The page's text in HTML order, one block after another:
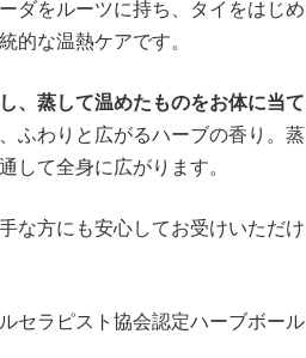
ダをルーツに持ち、タイをはじめ
的な温熱ケアです。
、蒸して温めたものをお体に当て
ふわりと広がるハーブの香り。蒸
して全身に広がります。
な方にも安心してお受けいただけ
セラピスト協会認定ハーブボール